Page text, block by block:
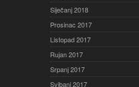
Siječanj 2018
Prosinac 2017
Listopad 2017
Rujan 2017
Srpanj 2017
Svibanj 2017